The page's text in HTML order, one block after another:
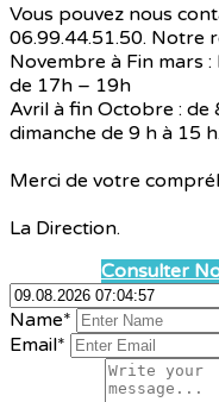
Vous pouvez nous
06.99.44.51.50. Notre
Novembre à Fin mars
de 17h – 19h
Avril à fin Octobre : de
dimanche de 9 h à 15 h.
Merci de votre
La Direction.
Consulter
Name*
Email*